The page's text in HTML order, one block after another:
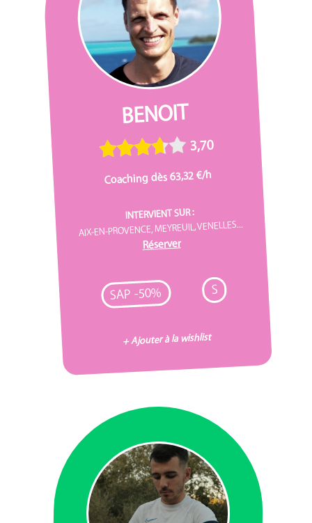
BENOIT
3,70
Coaching dès 63,32 €/h
INTERVIENT SUR :
AIX-EN-PROVENCE, MEYREUIL, VENELLES...
Réserver
SAP -50% S
+ Ajouter à la wishlist